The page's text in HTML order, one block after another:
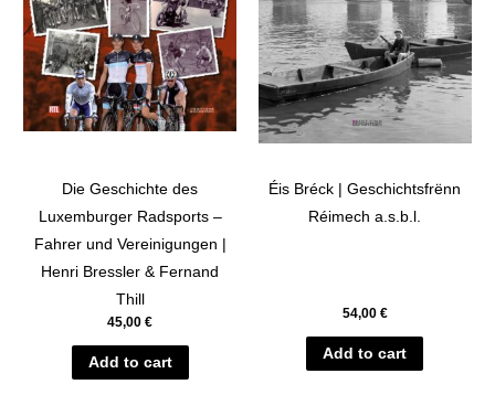
Die Geschichte des
Luxemburger Radsports –
Fahrer und Vereinigungen |
Henri Bressler & Fernand
Thill
45,00€
Add to cart
Éis Bréck | Geschichtsfrënn
Réimech a.s.b.l.
54,00 €
Add to cart